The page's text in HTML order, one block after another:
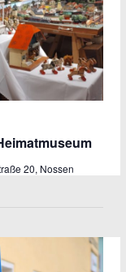
20, Nossen